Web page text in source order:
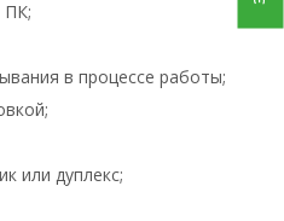
ПК;
в процессе работы;
или дуплекс;